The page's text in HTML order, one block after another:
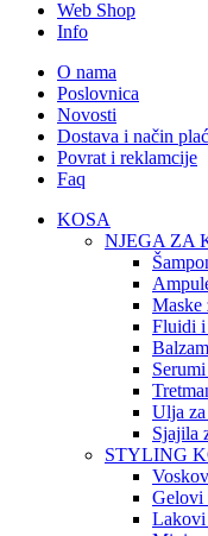
Web Shop
Info
O nama
Poslovnica
Novosti
Dostava i način
Povrat i reklamcije
Faq
KOSA
NJEGA ZA
Maske
Fluidi i
Ulja
Sjajila
STYLING
Gelovi
Lakovi